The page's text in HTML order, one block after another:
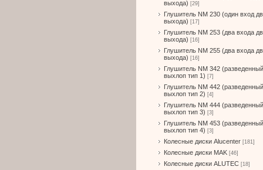
выхода) [29]
Глушитель NM 230 (один вход
выхода) [17]
Глушитель NM 253 (два входа
выхода) [16]
Глушитель NM 255 (два входа
выхода) [16]
Глушитель NM 342 (разведенный
выхлоп тип 1) [7]
Глушитель NM 442 (разведенный
выхлоп тип 2) [4]
Глушитель NM 444 (разведенный
выхлоп тип 3) [3]
Глушитель NM 453 (разведенный
выхлоп тип 4) [3]
Колесные диски Alucenter [181]
Колесные диски MAK [46]
Колесные диски ALUTEC [18]